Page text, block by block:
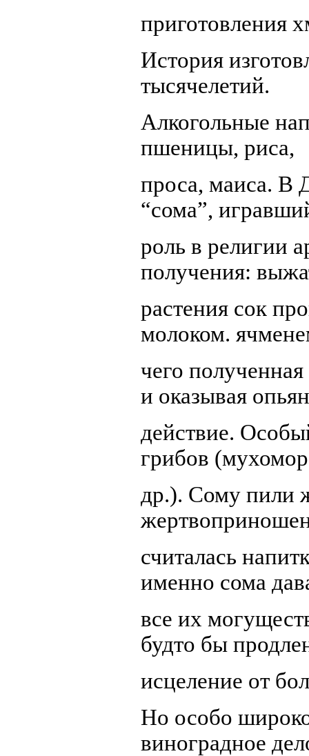
приготовления
История
тысячелетий.
Алкогольные
пшеницы, риса,
проса, маиса. В
“сома”,
роль в религии
получения:
растения сок
молоком.
чего
и оказывая
действие.
грибов
др.). Сому пили
считалась
именно сома
все их
будто бы
исцеление от
Но особо
виноградное